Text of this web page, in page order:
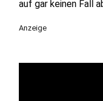
auf gar keinen Fall
Anzeige